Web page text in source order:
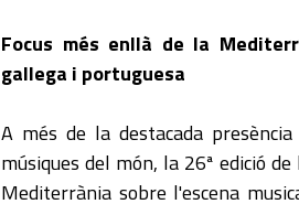
Focus més enllà de la
gallega i portuguesa
A més de la destacada
músiques del món, la 26ª edició
Mediterrània sobre l'escena